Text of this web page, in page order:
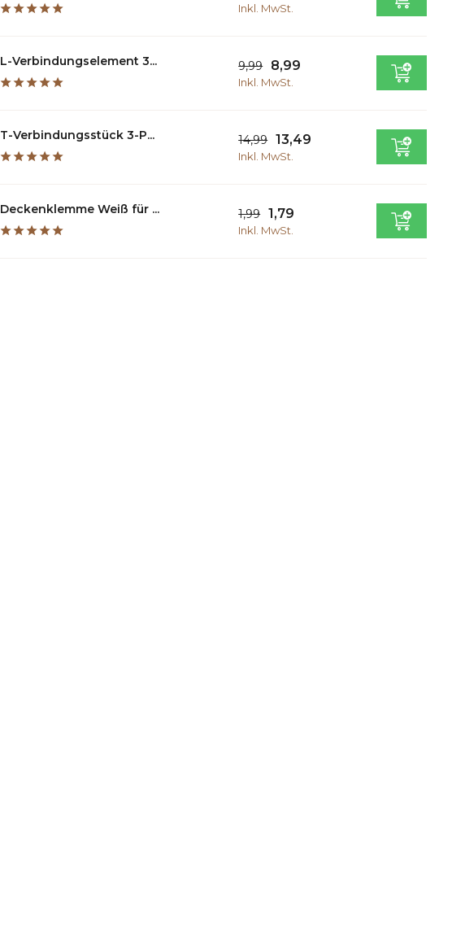
Inkl. MwSt.
L-Verbindungselement 3... 9,99 8,99
Inkl. MwSt.
T-Verbindungsstück 3-P... 14,99 13,49
Inkl. MwSt.
Deckenklemme Weiß für ... 1,99 1,79
Inkl. MwSt.